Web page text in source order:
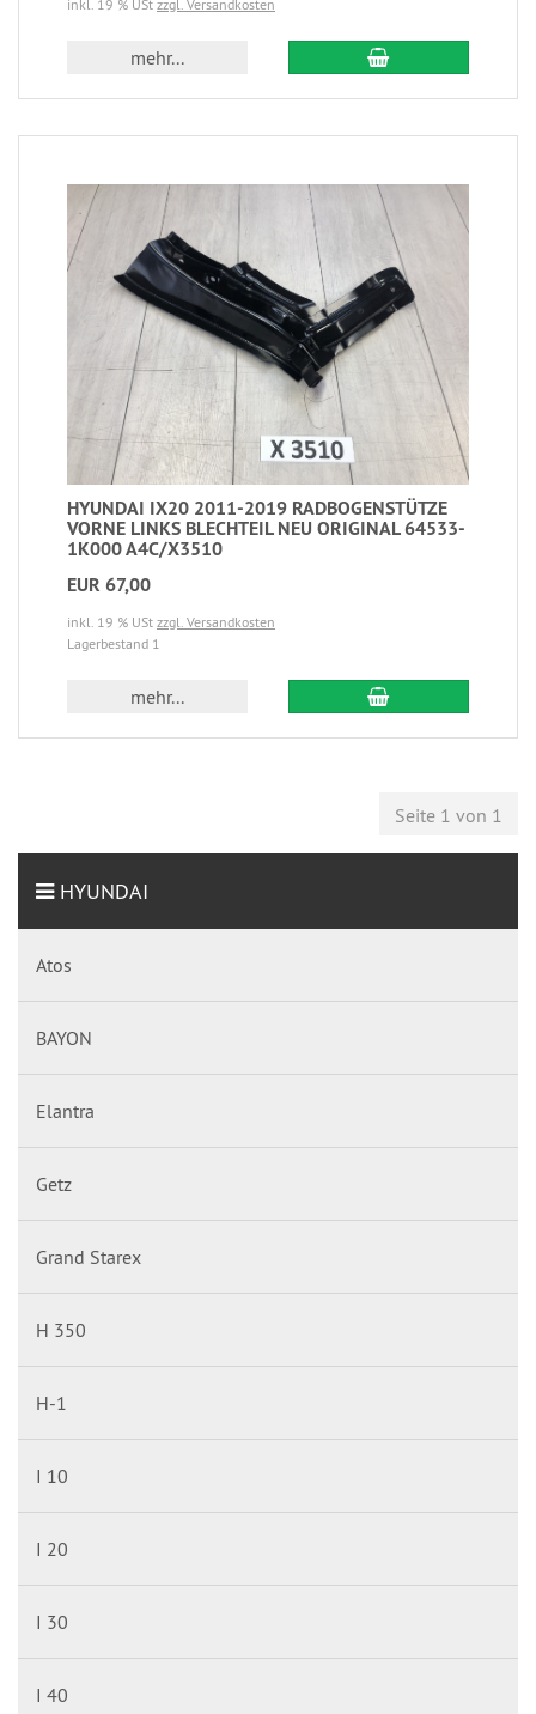
inkl. 19 % USt zzgl. Versandkosten
mehr...
HYUNDAI IX20 2011-2019 RADBOGENSTÜTZE
VORNE LINKS BLECHTEIL NEU ORIGINAL 64533-
1K000 A4C/X3510
EUR 67,00
inkl. 19 % USt zzgl. Versandkosten
Lagerbestand 1
mehr...
Seite 1 von 1
HYUNDAI
Atos
BAYON
Elantra
Getz
Grand Starex
H 350
H-1
I 10
I 20
I 30
I 40